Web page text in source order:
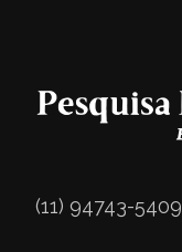
(11) 94743-5409